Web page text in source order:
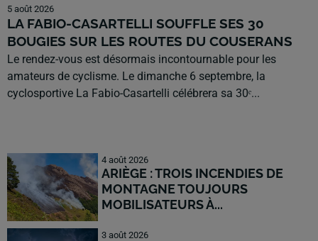
5 août 2026
LA FABIO-CASARTELLI SOUFFLE SES 30
BOUGIES SUR LES ROUTES DU COUSERANS
Le rendez-vous est désormais incontournable pour les
amateurs de cyclisme. Le dimanche 6 septembre, la
cyclosportive La Fabio-Casartelli célébrera sa 30ᵉ...
4 août 2026
ARIÈGE : TROIS INCENDIES DE
MONTAGNE TOUJOURS
MOBILISATEURS À...
3 août 2026